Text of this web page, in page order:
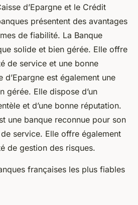
d’Epargne et le Crédit
présentent des avantages
de fiabilité. La Banque
solide et bien gérée. Elle offre
de service et une bonne
d’Epargne est également une
gérée. Elle dispose d’un
et d’une bonne réputation.
une banque reconnue pour son
service. Elle offre également
de gestion des risques.